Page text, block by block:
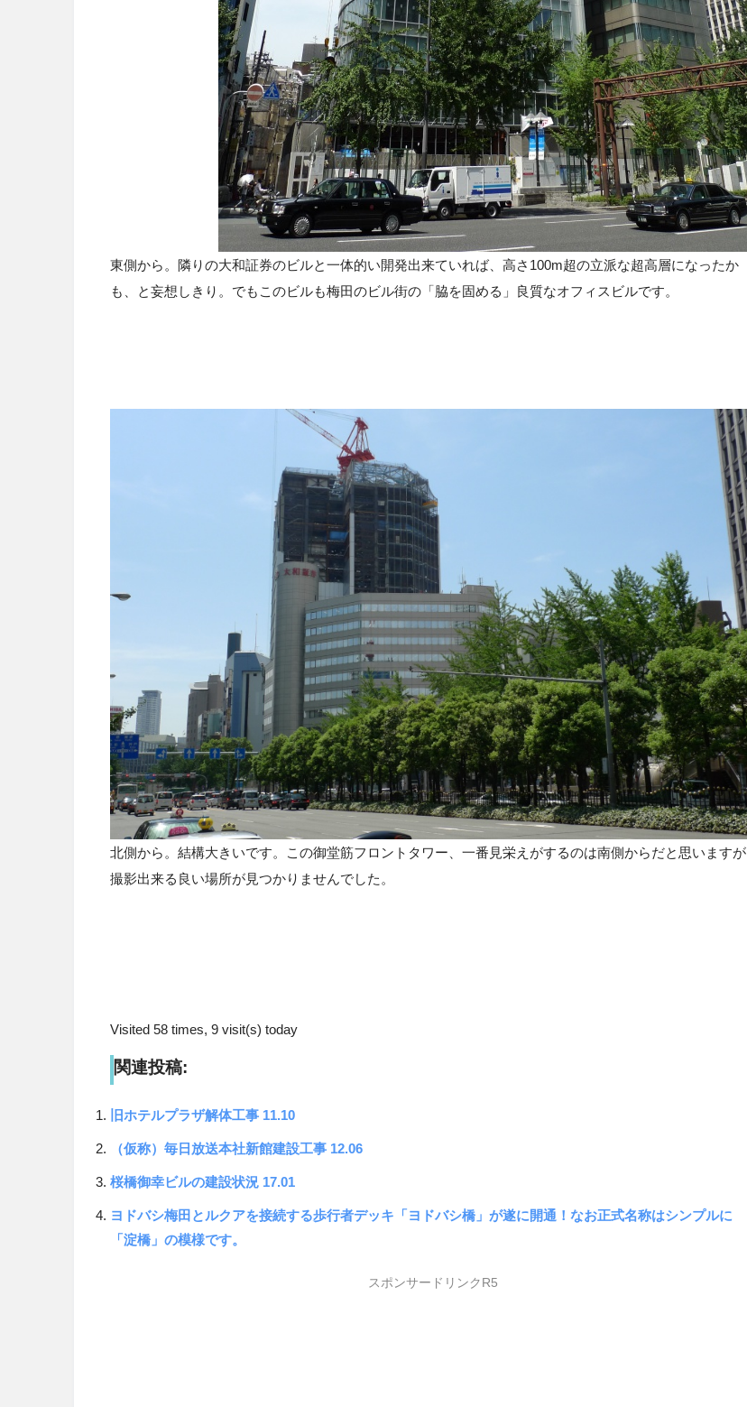
東側から。隣りの大和証券のビルと一体的い開発出来ていれば、高さ100m超の立派な超高層になったか
も、と妄想しきり。でもこのビルも梅田のビル街の「脇を固める」良質なオフィスビルです。
北側から。結構大きいです。この御堂筋フロントタワー、一番見栄えがするのは南側からだと思いますが
撮影出来る良い場所が見つかりませんでした。
Visited 58 times, 9 visit(s) today
関連投稿:
旧ホテルプラザ解体工事 11.10
（仮称）毎日放送本社新館建設工事 12.06
桜橋御幸ビルの建設状況 17.01
ヨドバシ梅田とルクアを接続する歩行者デッキ「ヨドバシ橋」が遂に開通！なお正式名称はシンプルに
「淀橋」の模様です。
スポンサードリンクR5